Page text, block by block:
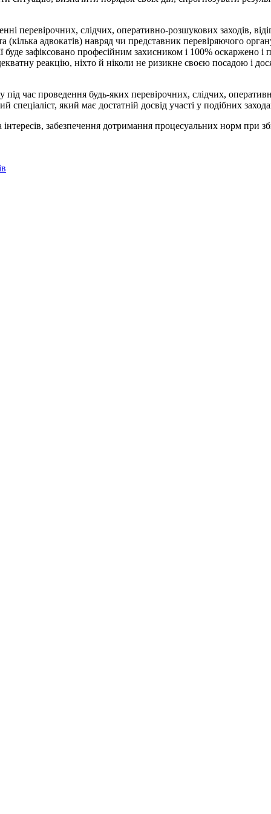
перевірочних, слідчих, оперативно-розшукових заходів,
адвокатів) навряд чи представник перевіряючого
зафіксовано професійним захисником і 100% оскаржено і
реакцію, ніхто й ніколи не ризикне своєю посадою і
час проведення будь-яких перевірочних, слідчих,
який має достатній досвід участі у подібних
забезпечення дотримання процесуальних норм при